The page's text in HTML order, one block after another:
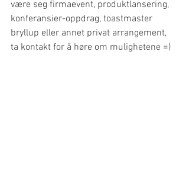
være seg firmaevent, produktlansering,
konferansier-oppdrag, toastmaster
bryllup eller annet privat arrangement,
ta kontakt for å høre om mulighetene =)